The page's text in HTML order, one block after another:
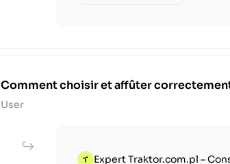
Comment choisir et affûter
User
Expert Traktor.com.pl –